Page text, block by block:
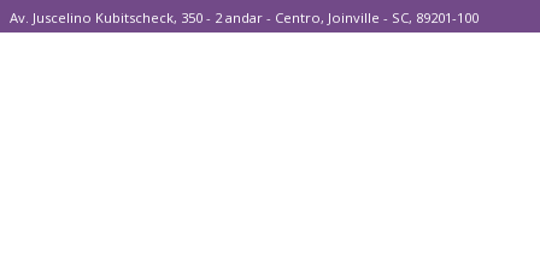
Av. Juscelino Kubitscheck, 350 - 2 andar - Centro, Joinville - SC, 89201-100